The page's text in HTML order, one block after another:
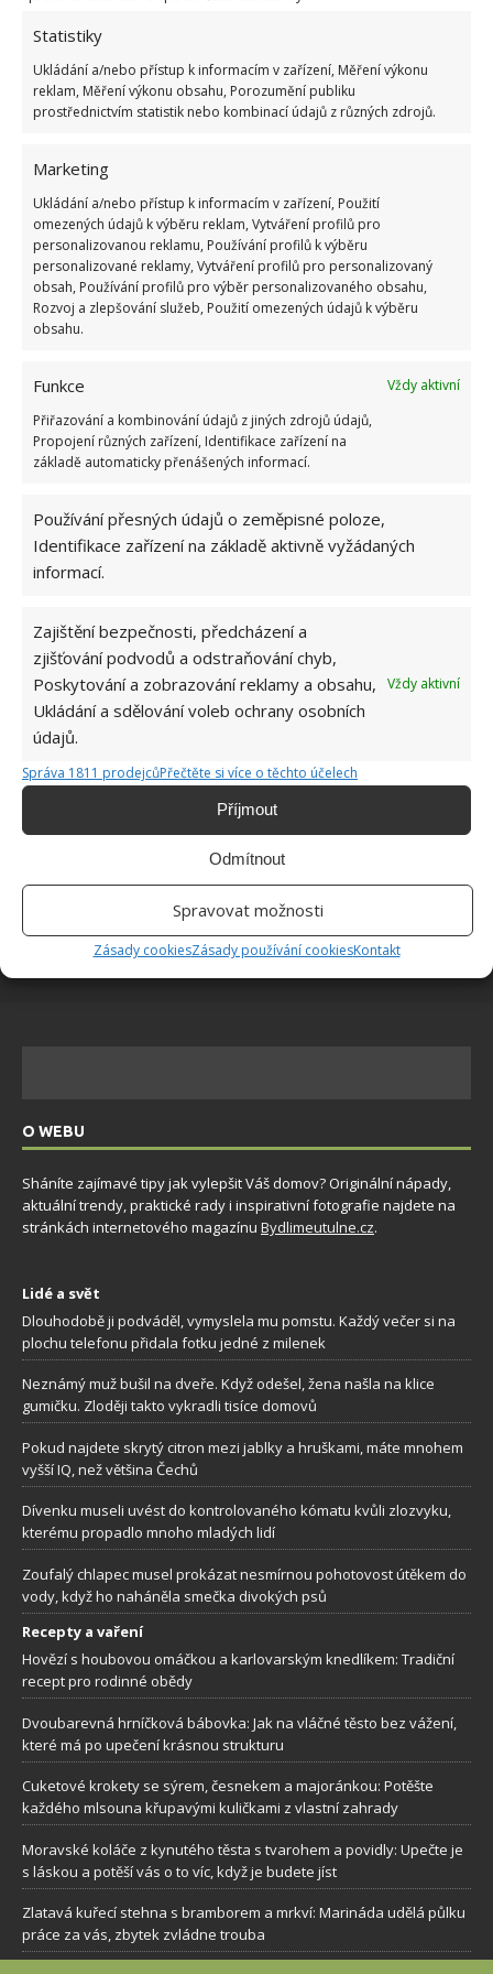
Statistiky
Ukládání a/nebo přístup k informacím v zařízení, Měření výkonu
reklam, Měření výkonu obsahu, Porozumění publiku
prostřednictvím statistik nebo kombinací údajů z různých zdrojů.
Marketing
Ukládání a/nebo přístup k informacím v zařízení, Použití
omezených údajů k výběru reklam, Vytváření profilů pro
personalizovanou reklamu, Používání profilů k výběru
personalizované reklamy, Vytváření profilů pro personalizovaný
obsah, Používání profilů pro výběr personalizovaného obsahu,
Rozvoj a zlepšování služeb, Použití omezených údajů k výběru
obsahu.
Funkce
Vždy aktivní
Přiřazování a kombinování údajů z jiných zdrojů údajů,
Propojení různých zařízení, Identifikace zařízení na
základě automaticky přenášených informací.
Používání přesných údajů o zeměpisné poloze,
Identifikace zařízení na základě aktivně vyžádaných
informací.
Zajištění bezpečnosti, předcházení a
zjišťování podvodů a odstraňování chyb,
Poskytování a zobrazování reklamy a obsahu,
Ukládání a sdělování voleb ochrany osobních
údajů.
Vždy aktivní
Správa 1811 prodejcůPřečtěte si více o těchto účelech
Příjmout
Odmítnout
Spravovat možnosti
Zásady cookiesZásady používání cookiesKontakt
1.6.2026
Kvíz na téma pionýrské tábory za socialismu:
Kdo je zažil, bez problému získá 12 ze 12 bodů
12.5.2026
komunismu: 10 retro otázek ukáže, kdo má
dobrý přehled
23.6.2026
Retro kvíz o oblíbených autech v dobách
ŽHAVÉ NOVINKY
je odpudí i jablečný ocet a přípravek na mytí
nádobí
9.8.2026
lahve
Za tablety do myčky už v obchodě ani korunu.
Vyrobit si je doma zvládne každý a téměř
9.8.2026
O WEBU
Sháníte zajímavé tipy jak vylepšit Váš domov? Originální nápady,
aktuální trendy, praktické rady i inspirativní fotografie najdete na
stránkách internetového magazínu Bydlimeutulne.cz.
Lidé a svět
Dlouhodobě ji podváděl, vymyslela mu pomstu. Každý večer si na
plochu telefonu přidala fotku jedné z milenek
Neznámý muž bušil na dveře. Když odešel, žena našla na klice
gumičku. Zloději takto vykradli tisíce domovů
Pokud najdete skrytý citron mezi jablky a hruškami, máte mnohem
vyšší IQ, než většina Čechů
Dívenku museli uvést do kontrolovaného kómatu kvůli zlozvyku,
kterému propadlo mnoho mladých lidí
Zoufalý chlapec musel prokázat nesmírnou pohotovost útěkem do
vody, když ho naháněla smečka divokých psů
Recepty a vaření
Hovězí s houbovou omáčkou a karlovarským knedlíkem: Tradiční
recept pro rodinné obědy
Dvoubarevná hrníčková bábovka: Jak na vláčné těsto bez vážení,
které má po upečení krásnou strukturu
Cuketové krokety se sýrem, česnekem a majoránkou: Potěšte
každého mlsouna křupavými kuličkami z vlastní zahrady
Moravské koláče z kynutého těsta s tvarohem a povidly: Upečte je
s láskou a potěší vás o to víc, když je budete jíst
Zlatavá kuřecí stehna s bramborem a mrkví: Marináda udělá půlku
práce za vás, zbytek zvládne trouba